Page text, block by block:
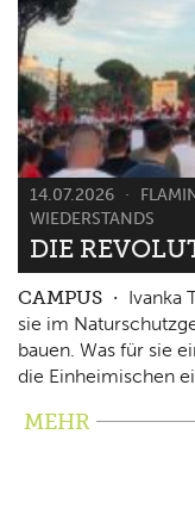
14.07.2026
WIEDERSTANDS
DIE
CAMPUS
Ivanka
sie im
bauen. Was für sie
die Einheimischen
MEHR